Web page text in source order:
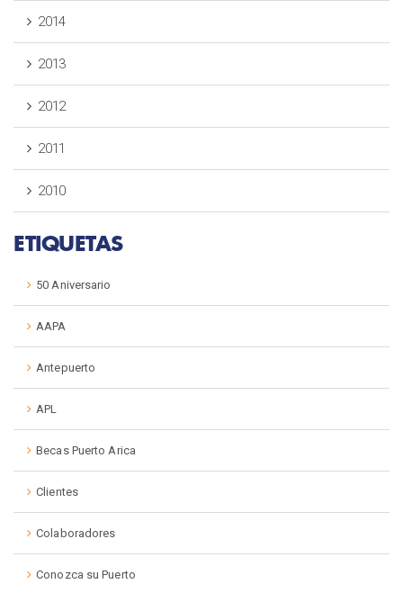
2014
2013
2012
2011
2010
ETIQUETAS
50 Aniversario
AAPA
Antepuerto
APL
Becas Puerto Arica
Clientes
Colaboradores
Conozca su Puerto